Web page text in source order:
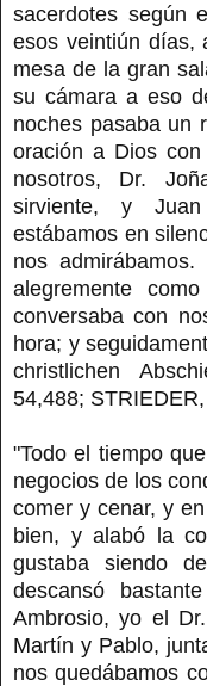
sacerdotes según
esos veintiún días,
mesa de la gran
su cámara a eso
noches pasaba un
oración a Dios
nosotros, Dr.
sirviente, y Juan
estábamos en
nos
alegremente
conversaba con
hora; y
christlichen
54,488;
"Todo el tiempo
negocios de los
comer y cenar, y
bien, y alabó la
gustaba siendo
descansó
Ambrosio, yo el
Martín y Pablo,
nos quedábamos